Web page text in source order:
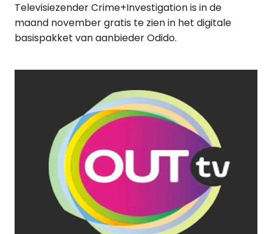
Televisiezender Crime+Investigation is in de
maand november gratis te zien in het digitale
basispakket van aanbieder Odido.